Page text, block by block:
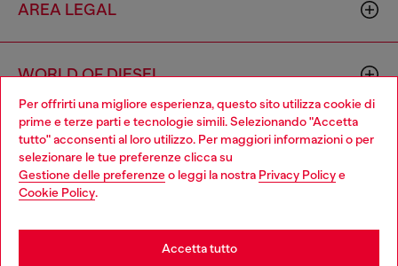
Per offrirti una migliore esperienza, questo sito utilizza cookie di
prime e terze parti e tecnologie simili. Selezionando "Accetta
tutto" acconsenti al loro utilizzo. Per maggiori informazioni o per
selezionare le tue preferenze clicca su
Gestione delle preferenzeo leggi la nostra Privacy Policye
Cookie Policy.
Accetta tutto
AREA LEGAL
WORLD OF DIESEL
CORPORATE
Choose your location
You are currently browsing Italia website, but it seems you may
be based in United States